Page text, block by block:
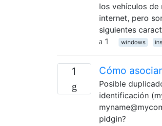
los vehículos de
internet, pero
siguientes
1
windows
1 Cómo
Posible
identificación
pidgin?